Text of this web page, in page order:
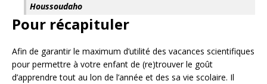
Houssoudaho
Pour récapituler
Afin de garantir le maximum d’utilité des vacances scientifiques
pour permettre à votre enfant de (re)trouver le goût
d’apprendre tout au lon de l’année et des sa vie scolaire. Il